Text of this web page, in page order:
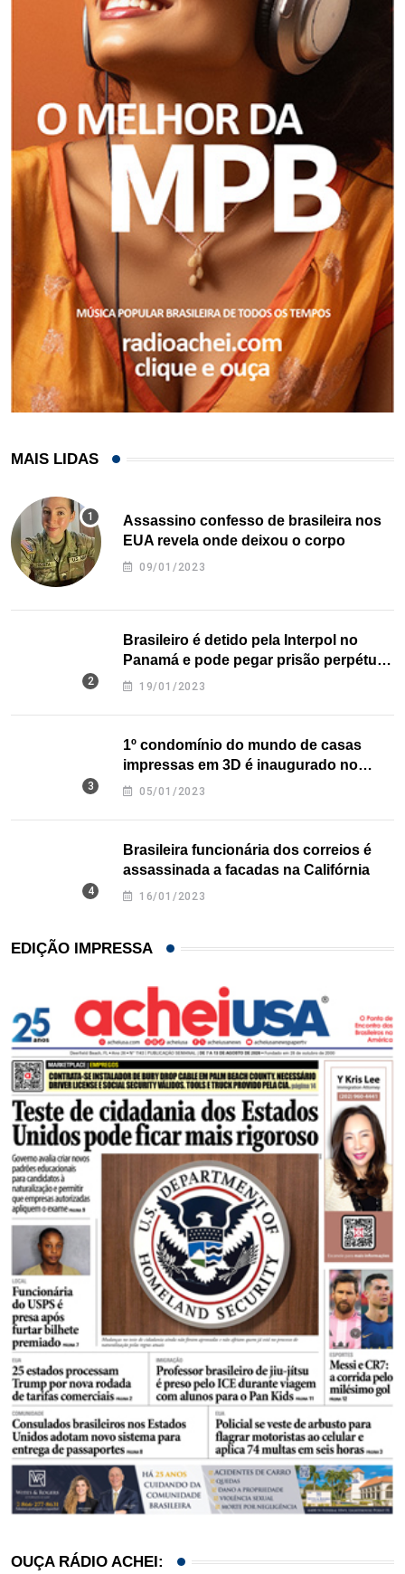
MAIS LIDAS
Assassino confesso de brasileira nos
EUA revela onde deixou o corpo
09/01/2023
Brasileiro é detido pela Interpol no
Panamá e pode pegar prisão perpétua
nos EUA
19/01/2023
1º condomínio do mundo de casas
impressas em 3D é inaugurado no
Texas
05/01/2023
Brasileira funcionária dos correios é
assassinada a facadas na Califórnia
16/01/2023
EDIÇÃO IMPRESSA
OUÇA RÁDIO ACHEI: